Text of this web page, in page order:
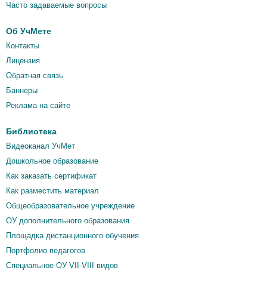
Часто задаваемые вопросы
Об УчМете
Контакты
Лицензия
Обратная связь
Баннеры
Реклама на сайте
Библиотека
Видеоканал УчМет
Дошкольное образование
Как заказать сертификат
Как разместить материал
Общеобразовательное учреждение
ОУ дополнительного образования
Площадка дистанционного обучения
Портфолио педагогов
Специальное ОУ VII-VIII видов